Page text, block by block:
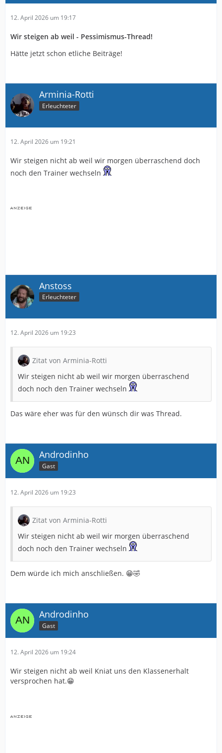
12. April 2026 um 19:17
Wir steigen ab weil - Pessimismus-Thread!
Hätte jetzt schon etliche Beiträge!
Arminia-Rotti
Erleuchteter
12. April 2026 um 19:21
Wir steigen nicht ab weil wir morgen überraschend doch
noch den Trainer wechseln
Anstoss
Erleuchteter
12. April 2026 um 19:23
Zitat von Arminia-Rotti
Wir steigen nicht ab weil wir morgen überraschend
doch noch den Trainer wechseln
Das wäre eher was für den wünsch dir was Thread.
Androdinho
Gast
12. April 2026 um 19:23
Zitat von Arminia-Rotti
Wir steigen nicht ab weil wir morgen überraschend
doch noch den Trainer wechseln
Dem würde ich mich anschließen. 😁🤣
Androdinho
Gast
12. April 2026 um 19:24
Wir steigen nicht ab weil Kniat uns den Klassenerhalt
versprochen hat.😁